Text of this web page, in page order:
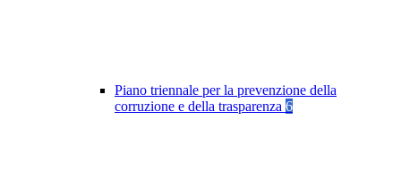
Piano triennale per la prevenzione della
corruzione e della trasparenza 6